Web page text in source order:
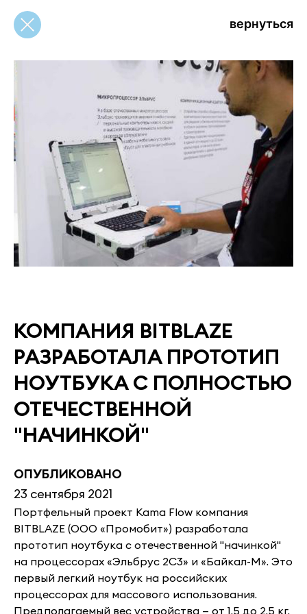
вернуться вернуться
КОМПАНИЯ BITBLAZE
РАЗРАБОТАЛА ПРОТОТИП
НОУТБУКА С ПОЛНОСТЬЮ
ОТЕЧЕСТВЕННОЙ
"НАЧИНКОЙ"
ОПУБЛИКОВАНО
23 сентября 2021
Портфельный проект Kama Flow компания
BITBLAZE (ООО «Промобит») разработала
прототип ноутбука с отечественной "начинкой"
на процессорах «Эльбрус 2С3» и «Байкал-М». Это
первый легкий ноутбук на российских
процессорах для массового использования.
Предполагаемый вес устройства — от 1,5 до 2,5 кг.